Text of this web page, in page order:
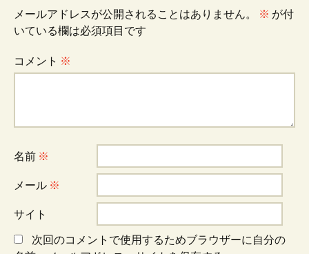
ビ
ゲ
シ
ョ
ン
メールアドレスが公開されることはありません。 ※ が付
いている欄は必須項目です
コメント ※
名前 ※
メール ※
サイト
次回のコメントで使用するためブラウザーに自分の